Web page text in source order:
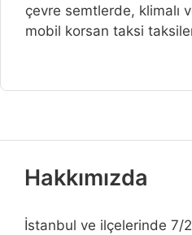
çevre semtlerde, klimalı
mobil korsan taksi
Hakkımızda
İstanbul ve ilçelerinde 7/